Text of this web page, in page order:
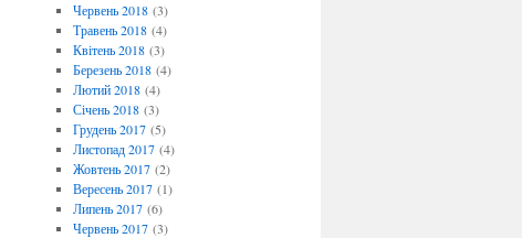
Червень 2018(3)
Травень 2018(4)
Квітень 2018(3)
Березень 2018(4)
Лютий 2018(4)
Січень 2018(3)
Грудень 2017(5)
Листопад 2017(4)
Жовтень 2017(2)
Вересень 2017(1)
Липень 2017(6)
Червень 2017(3)